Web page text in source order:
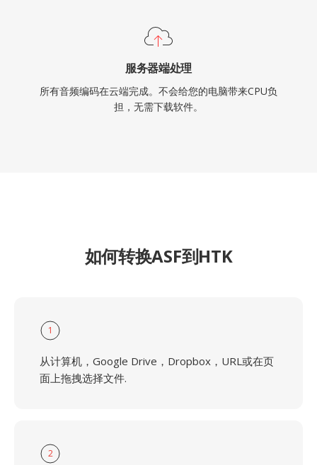
服务器端处理
所有音频编码在云端完成。不会给您的电脑带来CPU负
担，无需下载软件。
如何转换ASF到HTK
1
从计算机，Google Drive，Dropbox，URL或在页
面上拖拽选择文件.
2